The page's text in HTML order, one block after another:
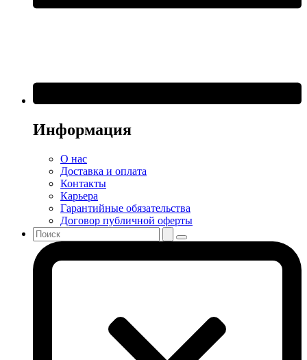
Информация
О нас
Доставка и оплата
Контакты
Карьера
Гарантийные обязательства
Договор публичной оферты